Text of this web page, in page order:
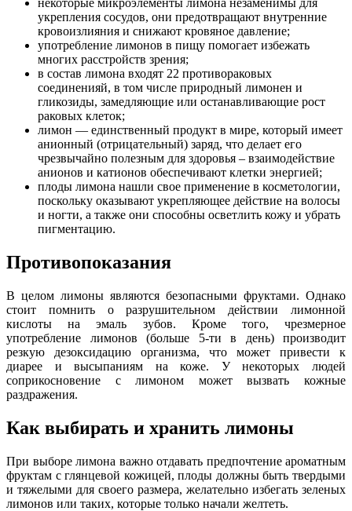
укрепления сосудов, они предотвращают внутренние
кровоизлияния и снижают кровяное давление;
употребление лимонов в пищу помогает избежать
многих расстройств зрения;
в состав лимона входят 22 противораковых
соединенияй, в том числе природный лимонен и
гликозиды, замедляющие или останавливающие рост
раковых клеток;
лимон — единственный продукт в мире, который имеет
анионный (отрицательный) заряд, что делает его
чрезвычайно полезным для здоровья – взаимодействие
анионов и катионов обеспечивают клетки энергией;
плоды лимона нашли свое применение в косметологии,
поскольку оказывают укрепляющее действие на волосы
и ногти, а также они способны осветлить кожу и убрать
пигментацию.
Противопоказания
В целом лимоны являются безопасными фруктами. Однако
стоит помнить о разрушительном действии лимонной
кислоты на эмаль зубов. Кроме того, чрезмерное
употребление лимонов (больше 5-ти в день) производит
резкую дезоксидацию организма, что может привести к
диарее и высыпаниям на коже. У некоторых людей
соприкосновение с лимоном может вызвать кожные
раздражения.
Как выбирать и хранить лимоны
При выборе лимона важно отдавать предпочтение ароматным
фруктам с глянцевой кожицей, плоды должны быть твердыми
и тяжелыми для своего размера, желательно избегать зеленых
лимонов или таких, которые только начали желтеть.